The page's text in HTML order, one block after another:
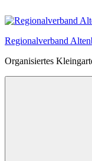
Inhalt
Regionalverband
Organisiertes